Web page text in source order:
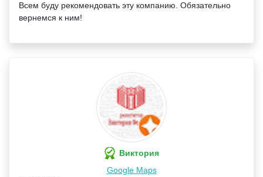
Всем буду рекомендовать эту компанию. Обязательно
вернемся к ним!
Виктория
Google Maps